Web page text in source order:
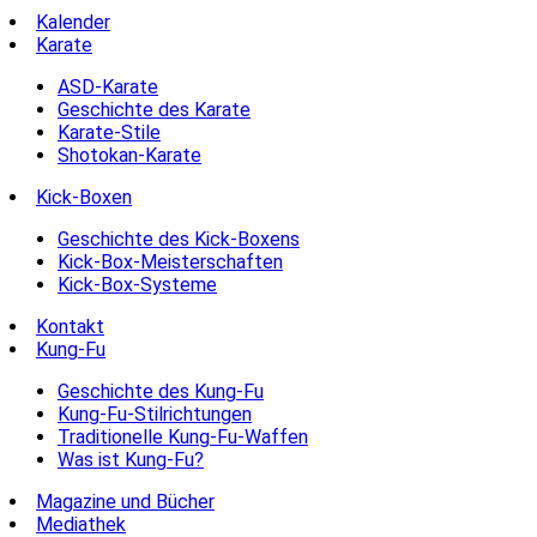
Kalender
Karate
ASD-Karate
Geschichte des Karate
Karate-Stile
Shotokan-Karate
Kick-Boxen
Geschichte des Kick-Boxens
Kick-Box-Meisterschaften
Kick-Box-Systeme
Kontakt
Kung-Fu
Geschichte des Kung-Fu
Kung-Fu-Stilrichtungen
Traditionelle Kung-Fu-Waffen
Was ist Kung-Fu?
Magazine und Bücher
Mediathek